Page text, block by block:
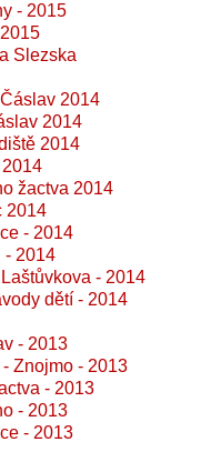
- 2015
Slezska
2014
2014
2014
žactva 2014
2014
- 2014
- 2014
- 2014
dětí - 2014
- 2013
Znojmo - 2013
- 2013
- 2013
- 2013